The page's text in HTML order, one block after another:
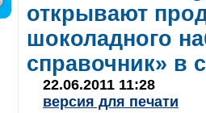
открывают
шоколадного
справочник» в
22.06.2011 11:28
версия для печати